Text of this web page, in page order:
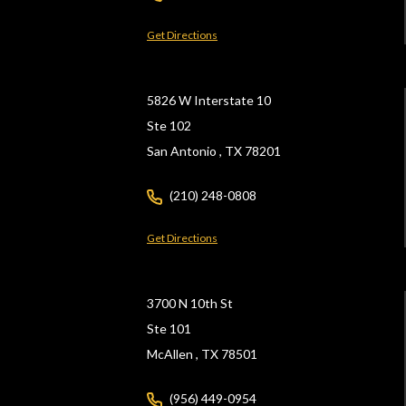
Get Directions
5826 W Interstate 10
Ste 102
San Antonio , TX 78201
(210) 248-0808
Get Directions
3700 N 10th St
Ste 101
McAllen , TX 78501
(956) 449-0954